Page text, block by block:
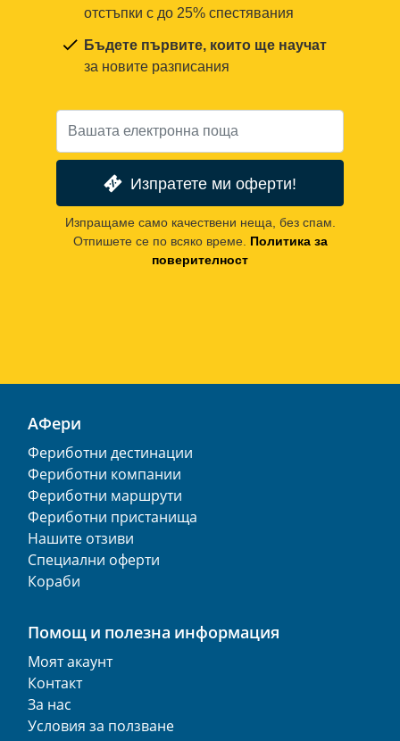
отстъпки с до 25% спестявания
Бъдете първите, които ще научат
за новите разписания
Изпратете ми оферти!
Изпращаме само качествени неща, без спам.
Отпишете се по всяко време. Политика за
поверителност
АФери
Фериботни дестинации
Фериботни компании
Фериботни маршрути
Фериботни пристанища
Нашите отзиви
Специални оферти
Кораби
Помощ и полезна информация
Моят акаунт
Контакт
За нас
Условия за ползване